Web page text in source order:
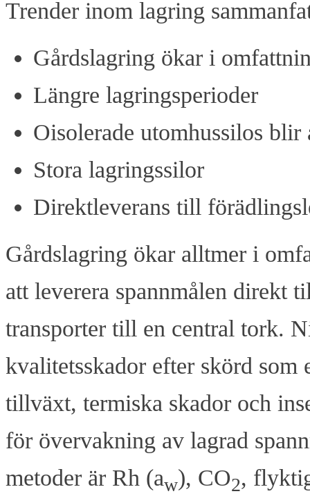
Trender inom lagring
Gårdslagring ökar i
Längre lagringsperioder
Oisolerade utomhussilos
Stora lagringssilor
Direktleverans till
Gårdslagring ökar alltmer i
att leverera spannmålen direkt
transporter till en central tork.
kvalitetsskador efter skörd
tillväxt, termiska skador och
för övervakning av lagrad
metoder är Rh (aw), CO2,